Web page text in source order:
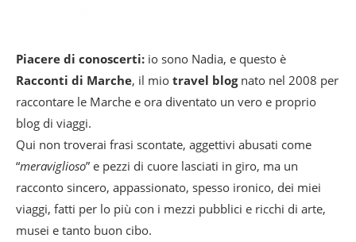
Piacere di conoscerti: io sono Nadia, e questo è
Racconti di Marche, il mio travel blognato nel 2008 per
raccontare le Marche e ora diventato un vero e proprio
blog di viaggi.
Qui non troverai frasi scontate, aggettivi abusati come
“meraviglioso” e pezzi di cuore lasciati in giro, ma un
racconto sincero, appassionato, spesso ironico, dei miei
viaggi, fatti per lo più con i mezzi pubblici e ricchi di arte,
musei e tanto buon cibo.